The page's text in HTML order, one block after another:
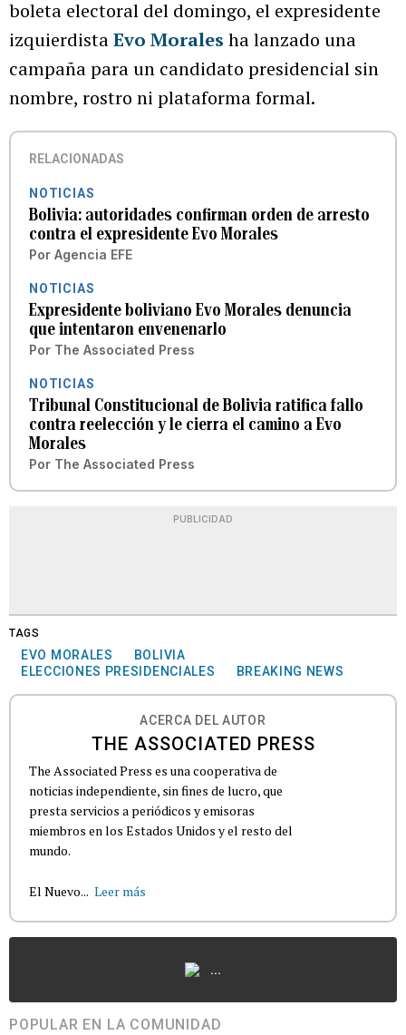
boleta electoral del domingo, el expresidente
izquierdistaEvo Morales ha lanzado una
campaña para un candidato presidencial sin
nombre, rostro ni plataforma formal.
RELACIONADAS
NOTICIAS
Bolivia: autoridades confirman orden de arresto
contra el expresidente Evo Morales
Por Agencia EFE
NOTICIAS
Expresidente boliviano Evo Morales denuncia
que intentaron envenenarlo
Por The Associated Press
NOTICIAS
Tribunal Constitucional de Bolivia ratifica fallo
contra reelección y le cierra el camino a Evo
Morales
Por The Associated Press
PUBLICIDAD
TAGS
EVO MORALES
BOLIVIA
ELECCIONES PRESIDENCIALES
BREAKING NEWS
ACERCA DEL AUTOR
THE ASSOCIATED PRESS
The Associated Press es una cooperativa de
noticias independiente, sin fines de lucro, que
presta servicios a periódicos y emisoras
miembros en los Estados Unidos y el resto del
mundo.
El Nuevo... Leer más
...
POPULAR EN LA COMUNIDAD